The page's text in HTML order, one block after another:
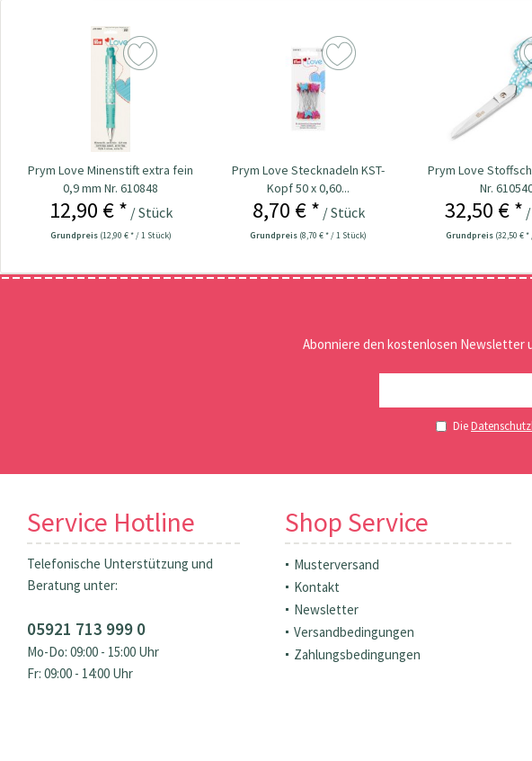
Prym Love Minenstift extra fein
0,9 mm Nr. 610848
12,90 € * / Stück
Grundpreis (12,90 € * / 1 Stück)
Prym Love Stecknadeln KST-
Kopf 50 x 0,60...
8,70 € * / Stück
Grundpreis (8,70 € * / 1 Stück)
Prym Love
Nr.
32,50 € *
Grundpreis (32,50 €
Abonniere den kostenlosen Newsletter
Die
Service Hotline
Telefonische Unterstützung und
Beratung unter:
05921 713 999 0
Mo-Do: 09:00 - 15:00 Uhr
Fr: 09:00 - 14:00 Uhr
Shop Service
Musterversand
Kontakt
Newsletter
Versandbedingungen
Zahlungsbedingungen